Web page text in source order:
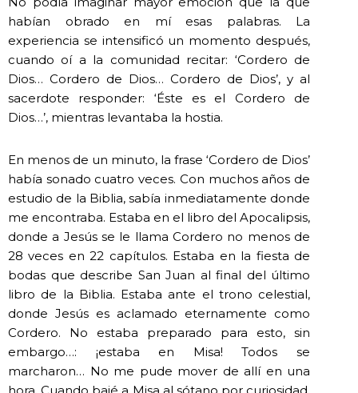
habían obrado en mí esas palabras. La
experiencia se intensificó un momento después,
cuando oí a la comunidad recitar: ‘Cordero de
Dios… Cordero de Dios… Cordero de Dios’, y al
sacerdote responder: ‘Éste es el Cordero de
Dios…’, mientras levantaba la hostia.
En menos de un minuto, la frase ‘Cordero de Dios’
había sonado cuatro veces. Con muchos años de
estudio de la Biblia, sabía inmediatamente donde
me encontraba. Estaba en el libro del Apocalipsis,
donde a Jesús se le llama Cordero no menos de
28 veces en 22 capítulos. Estaba en la fiesta de
bodas que describe San Juan al final del último
libro de la Biblia. Estaba ante el trono celestial,
donde Jesús es aclamado eternamente como
Cordero. No estaba preparado para esto, sin
embargo…: ¡estaba en Misa! Todos se
marcharon… No me pude mover de allí en una